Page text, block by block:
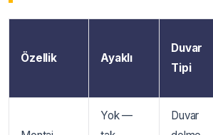
Özellik Ayaklı
Duvar
Tipi
Yok —
Duvar